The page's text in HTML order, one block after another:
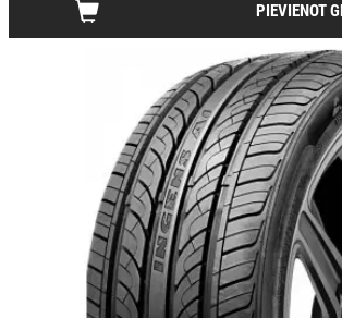
PIEVIENOT